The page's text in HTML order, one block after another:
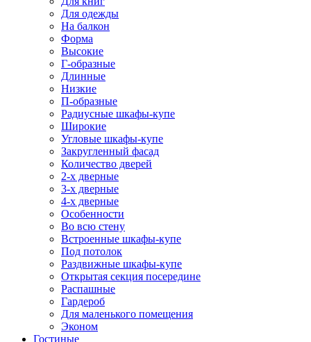
Для одежды
На балкон
Форма
Высокие
Г-образные
Длинные
Низкие
П-образные
Радиусные шкафы-купе
Широкие
Угловые шкафы-купе
Закругленный фасад
Количество дверей
2-х дверные
3-х дверные
4-х дверные
Особенности
Во всю стену
Встроенные шкафы-купе
Под потолок
Раздвижные шкафы-купе
Открытая секция посередине
Распашные
Гардероб
Для маленького помещения
Эконом
Гостиные